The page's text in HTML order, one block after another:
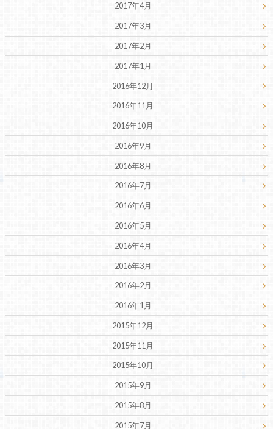
2017年4月
2017年3月
2017年2月
2017年1月
2016年12月
2016年11月
2016年10月
2016年9月
2016年8月
2016年7月
2016年6月
2016年5月
2016年4月
2016年3月
2016年2月
2016年1月
2015年12月
2015年11月
2015年10月
2015年9月
2015年8月
2015年7月